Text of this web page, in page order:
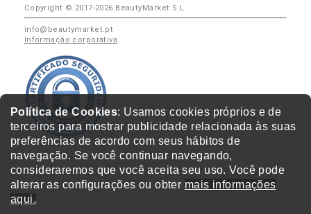
Política de Cookies: Usamos cookies próprios e de
terceiros para mostrar publicidade relacionada às suas
preferências de acordo com seus hábitos de
navegação. Se você continuar navegando,
consideraremos que você aceita seu uso. Você pode
alterar as configurações ou obter mais informações
aqui.
Copyright © 2017-2026 BeautyMarket S.L.
info@beautymarket.pt
Informação corporativa